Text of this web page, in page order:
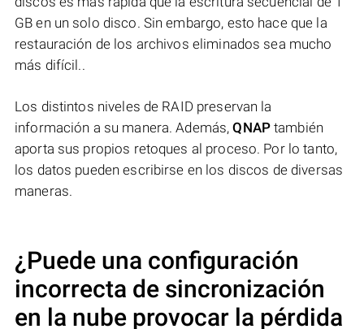
GB en un solo disco. Sin embargo, esto hace que la
restauración de los archivos eliminados sea mucho
más difícil..
Los distintos niveles de RAID preservan la
información a su manera. Además,QNAPtambién
aporta sus propios retoques al proceso. Por lo tanto,
los datos pueden escribirse en los discos de diversas
maneras.
¿Puede una configuración
incorrecta de sincronización
en la nube provocar la pérdida